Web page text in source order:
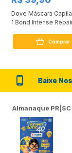
Dove Máscara
1 Bond Intense
Comprar
Baixe
Almanaque PR|SC